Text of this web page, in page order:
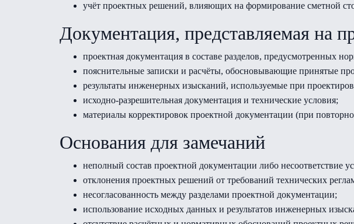
учёт проектных решений, влияющих на формирование сметной
Документация, представляемая на
проектная документация в составе разделов, предусмотренных
пояснительные записки и расчёты, обосновывающие принятые
результаты инженерных изысканий, используемые при
исходно-разрешительная документация и технические условия;
материалы корректировок проектной документации (при
Основания для замечаний
неполный состав проектной документации либо несоответствие
отклонения проектных решений от требований технических
несогласованность между разделами проектной документации;
использование исходных данных и результатов инженерных